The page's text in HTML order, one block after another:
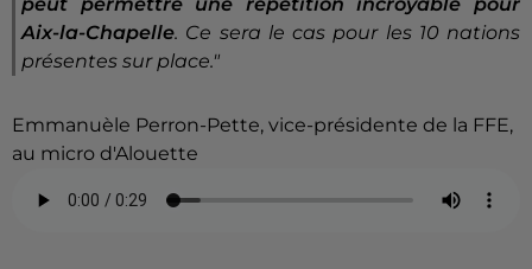
peut permettre une répétition incroyable pour
Aix-la-Chapelle. Ce sera le cas pour les 10 nations
présentes sur place."
Emmanuèle Perron-Pette, vice-présidente de la FFE,
au micro d'Alouette